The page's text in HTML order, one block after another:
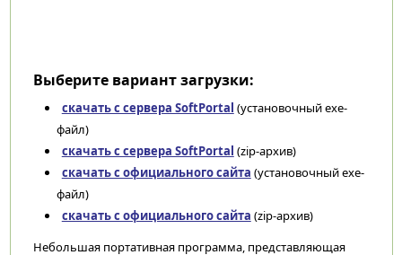
Выберите вариант загрузки:
скачать с сервера SoftPortal (установочный exe-
файл)
скачать с сервера SoftPortal (zip-архив)
скачать с официального сайта (установочный exe-
файл)
скачать с официального сайта (zip-архив)
Небольшая портативная программа, представляющая